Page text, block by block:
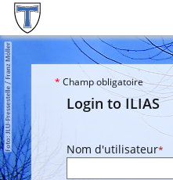
* Champ obligatoire
Login to ILIAS
Nom d'utilisateur*